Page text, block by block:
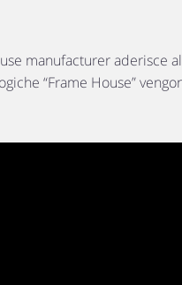
manufacturer aderisce
“Frame House”